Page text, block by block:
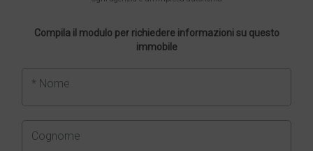
Compila il modulo per richiedere informazioni su questo
immobile
* Nome
Cognome